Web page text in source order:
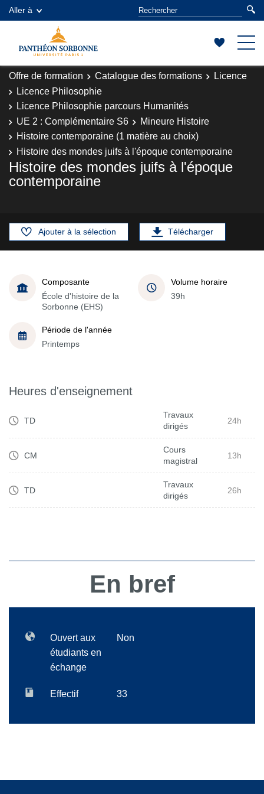
Aller à
Offre de formation Catalogue des formations
Licence
Licence Philosophie
Licence Philosophie parcours Humanités
UE 2 : Complémentaire S6
Mineure Histoire
Histoire contemporaine (1 matière au choix)
Histoire des mondes juifs à l'époque contemporaine
Histoire des mondes juifs à l'époque
contemporaine
Ajouter à la sélection Télécharger
Composante
École d'histoire de la
Sorbonne (EHS)
Volume horaire
39h
Période de l'année
Printemps
Heures d'enseignement
TD
Travaux
dirigés
24h
CM
Cours
magistral
13h
TD
Travaux
dirigés
26h
En bref
Ouvert aux
étudiants en
échange
Non
Effectif 33